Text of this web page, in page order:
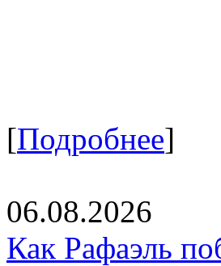
[Подробнее]
06.08.2026
Как Рафаэль